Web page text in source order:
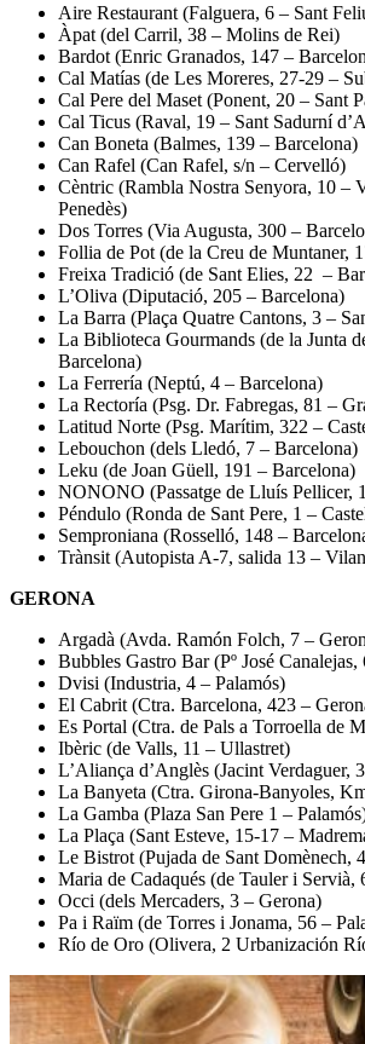
Aire Restaurant (Falguera, 6 – Sant
Àpat (del Carril, 38 – Molins de Rei)
Bardot (Enric Granados, 147 –
Cal Matías (de Les Moreres, 27-29 –
Cal Pere del Maset (Ponent, 20 – Sant
Cal Ticus (Raval, 19 – Sant Sadurní
Can Boneta (Balmes, 139 – Barcelona)
Can Rafel (Can Rafel, s/n – Cervelló)
Cèntric (Rambla Nostra Senyora, 10 –
Penedès)
Dos Torres (Via Augusta, 300 –
Follia de Pot (de la Creu de Muntaner,
Freixa Tradició (de Sant Elies, 22 –
L’Oliva (Diputació, 205 – Barcelona)
La Barra (Plaça Quatre Cantons, 3 –
La Biblioteca Gourmands (de la Junta
Barcelona)
La Ferrería (Neptú, 4 – Barcelona)
La Rectoría (Psg. Dr. Fabregas, 81 –
Latitud Norte (Psg. Marítim, 322 –
Lebouchon (dels Lledó, 7 – Barcelona)
Leku (de Joan Güell, 191 – Barcelona)
NONONO (Passatge de Lluís Pellicer,
Péndulo (Ronda de Sant Pere, 1 –
Semproniana (Rosselló, 148 –
Trànsit (Autopista A-7, salida 13 –
GERONA
Argadà (Avda. Ramón Folch, 7 –
Bubbles Gastro Bar (Pº José
Dvisi (Industria, 4 – Palamós)
El Cabrit (Ctra. Barcelona, 423 –
Es Portal (Ctra. de Pals a Torroella de
Ibèric (de Valls, 11 – Ullastret)
L’Aliança d’Anglès (Jacint Verdaguer,
La Banyeta (Ctra. Girona-Banyoles,
La Gamba (Plaza San Pere 1 –
La Plaça (Sant Esteve, 15-17 –
Le Bistrot (Pujada de Sant Domènech,
Maria de Cadaqués (de Tauler i Servià,
Occi (dels Mercaders, 3 – Gerona)
Pa i Raïm (de Torres i Jonama, 56 –
Río de Oro (Olivera, 2 Urbanización